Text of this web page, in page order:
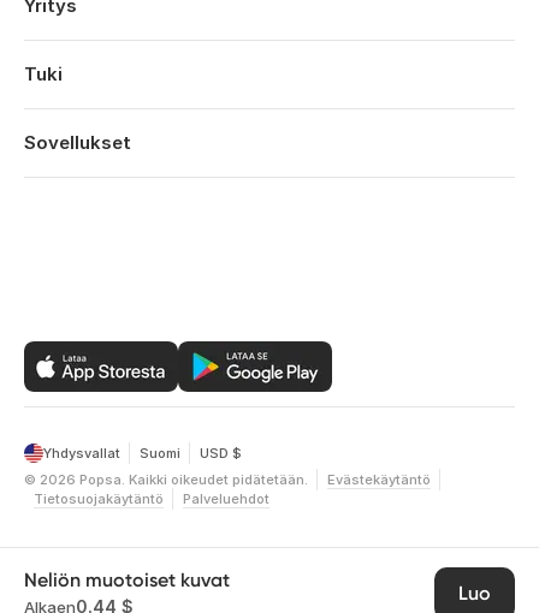
Vuosipaivat
Ystavanpaiva
Yritys
Tietoa
Ominaisuudet
Affiliates
Tuki
Kirjaudu sisään
Tilaushistoria
Sovellukset
Popsa iOS:lle
Yhdysvallat Suomi
USD $
© 2026 Popsa. Kaikki oikeudet pidätetään.
Evästekäytäntö
Tietosuojakäytäntö
Palveluehdot
Neliön muotoiset kuvat
Alkaen0,44 $
Luo